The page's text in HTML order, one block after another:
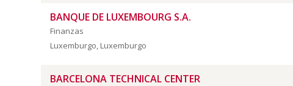
BANQUE DE LUXEMBOURG S.A.
Finanzas
Luxemburgo, Luxemburgo
BARCELONA TECHNICAL CENTER